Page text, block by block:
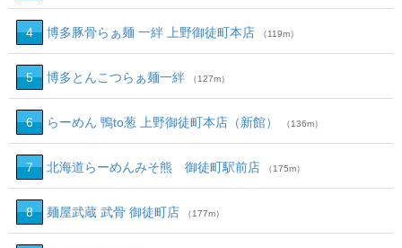
4 博多豚骨らぁ麺 一絆 上野御徒町本店 （119m）
5 博多とんこつらぁ麺一絆 （127m）
6 らーめん 鴨to葱 上野御徒町本店（新館） （136m）
7 北海道らーめんみそ熊 御徒町駅前店 （175m）
8 麺屋武蔵 武骨 御徒町店 （177m）